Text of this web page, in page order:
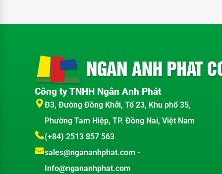
HM590-402F
HM590-501
HM590-502
HM590-501F
HM590-502F
HM5A2-501
HM5A2-002
HM5A2-502
Công ty TNHH Ngân Anh Phát
Đ3, Đường Đồng Khởi, Tổ 23, Khu phố 35,
Phường Tam Hiệp, TP. Đồng Nai, Việt Nam
(+84) 2513 857 563
sales@ngananhphat.com -
Info@ngananhphat.com